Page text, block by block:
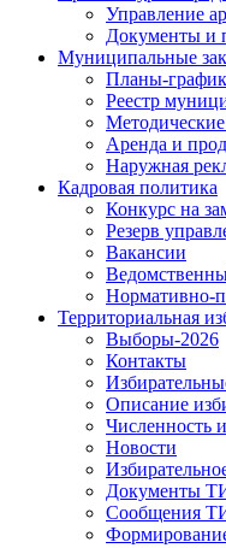
Управление
Документы и
Муниципальные
Планы-
Реестр
Аренда и
Наружная
Кадровая политика
Конкурс на
Резерв
Вакансии
Нормативно-
Территориальная
Выборы-2026
Контакты
Описание
Численность
Новости
Документы
Сообщения